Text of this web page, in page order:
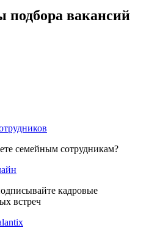
вакансий
семейным сотрудникам?
кадровые
встреч